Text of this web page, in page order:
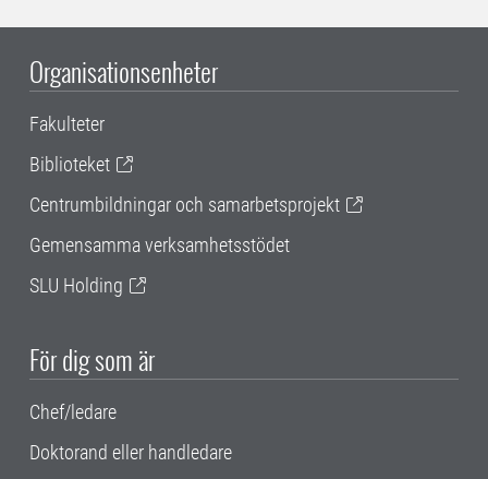
Organisationsenheter
Fakulteter
Biblioteket
Centrumbildningar och samarbetsprojekt
Gemensamma verksamhetsstödet
SLU Holding
För dig som är
Chef/ledare
Doktorand eller handledare